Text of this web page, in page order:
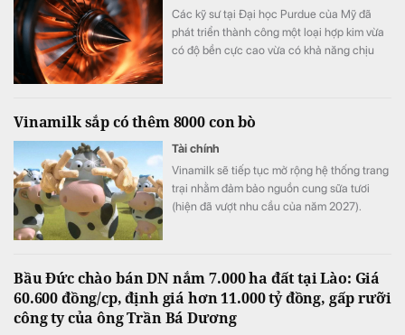
Các kỹ sư tại Đại học Purdue của Mỹ đã
phát triển thành công một loại hợp kim vừa
có độ bền cực cao vừa có khả năng chịu
Vinamilk sắp có thêm 8000 con bò
Tài chính
Vinamilk sẽ tiếp tục mở rộng hệ thống trang
trại nhằm đảm bảo nguồn cung sữa tươi
(hiện đã vượt nhu cầu của năm 2027).
Bầu Đức chào bán DN nắm 7.000 ha đất tại Lào: Giá
60.600 đồng/cp, định giá hơn 11.000 tỷ đồng, gấp rưỡi
công ty của ông Trần Bá Dương